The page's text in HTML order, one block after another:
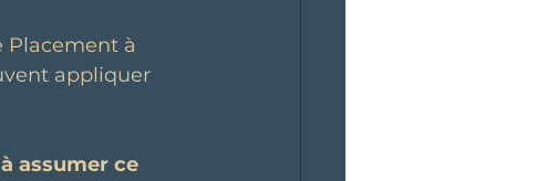
Placement à
appliquer
assumer ce